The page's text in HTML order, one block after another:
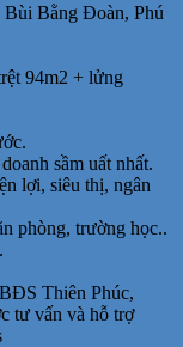
Bùi Bằng Đoàn, Phú
94m2 + lửng
sầm uất nhất.
lợi, siêu thị, ngân
phòng, trường học..
Thiên Phúc,
tư vấn và hỗ trợ